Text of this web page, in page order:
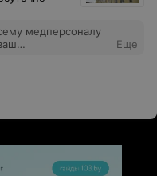
медперсоналу
уровне.
Еще